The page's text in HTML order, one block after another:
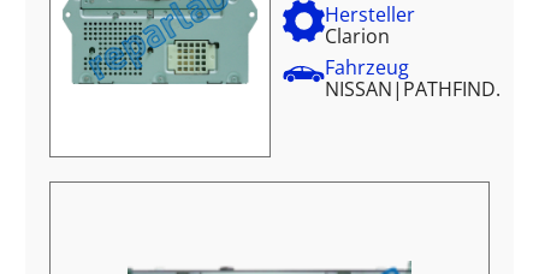
Hersteller
Clarion
Fahrzeug
NISSAN| PATHFIND.